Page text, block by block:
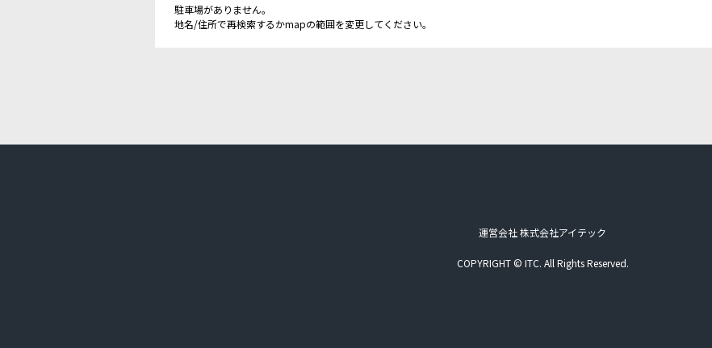
駐車場がありません。
地名/住所で再検索するかmapの範囲を変更してください。
運営会社 株式会社アイテック
COPYRIGHT © ITC. All Rights Reserved.